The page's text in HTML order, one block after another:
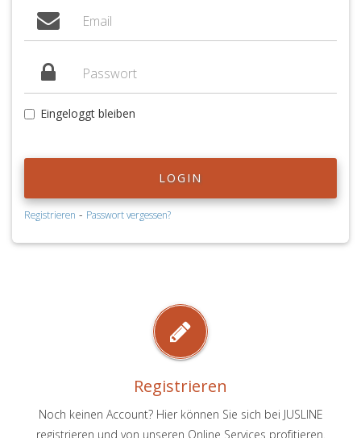
Eingeloggt bleiben
LOGIN
Registrieren - Passwort vergessen?
Registrieren
Noch keinen Account? Hier können Sie sich bei JUSLINE
registrieren und von unseren Online Services profitieren.